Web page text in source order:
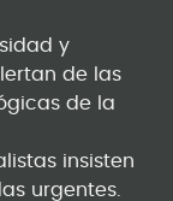
y
de las
de la
insisten
urgentes.